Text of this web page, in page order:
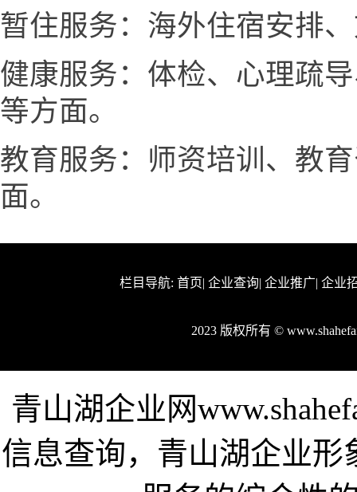
暂住服务：海外住宿安排
健康服务：体检、心理疏
等方面。
教育服务：师资培训、教
面。
栏目导航: 首页| 企业查询| 企业推广| 企业
2023 版权所有 ©
青山湖企业网
信息查询，青山湖企业